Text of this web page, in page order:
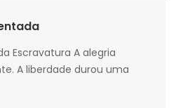
Escravatura A alegria
A liberdade durou uma